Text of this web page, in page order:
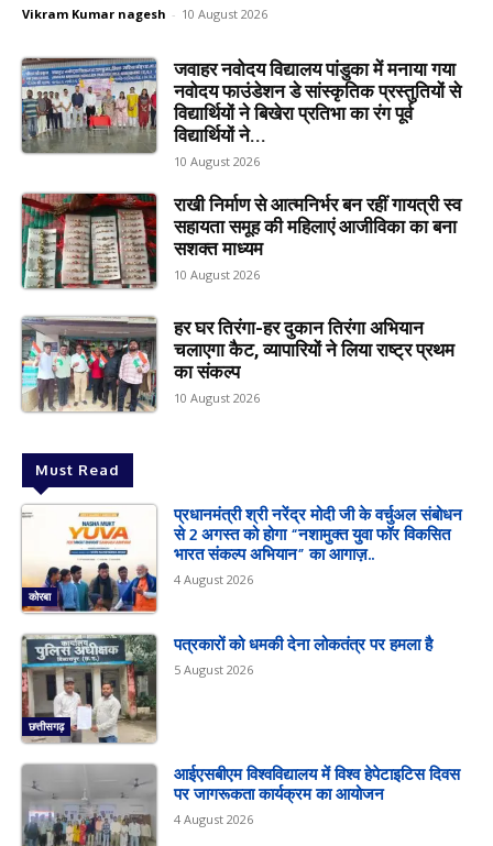
Vikram Kumar nagesh - 10 August 2026
जवाहर नवोदय विद्यालय पांडुका में मनाया गया
नवोदय फाउंडेशन डे सांस्कृतिक प्रस्तुतियों से
विद्यार्थियों ने बिखेरा प्रतिभा का रंग पूर्व
विद्यार्थियों ने...
10 August 2026
राखी निर्माण से आत्मनिर्भर बन रहीं गायत्री स्व
सहायता समूह की महिलाएं आजीविका का बना
सशक्त माध्यम
10 August 2026
हर घर तिरंगा-हर दुकान तिरंगा अभियान
चलाएगा कैट, व्यापारियों ने लिया राष्ट्र प्रथम
का संकल्प
10 August 2026
Must Read
कोरबा
प्रधानमंत्री श्री नरेंद्र मोदी जी के वर्चुअल संबोधन
से 2 अगस्त को होगा “नशामुक्त युवा फॉर विकसित
भारत संकल्प अभियान” का आगाज़..
4 August 2026
छत्तीसगढ़
पत्रकारों को धमकी देना लोकतंत्र पर हमला है
5 August 2026
आईएसबीएम विश्वविद्यालय में विश्व हेपेटाइटिस दिवस
पर जागरूकता कार्यक्रम का आयोजन
4 August 2026